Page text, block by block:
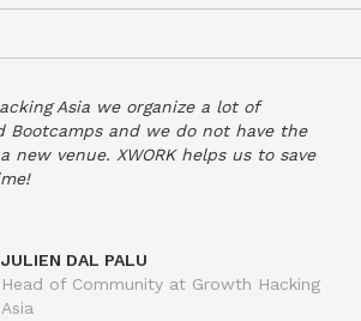
Asia we organize a lot of
Bootcamps and we do not have the
new venue. XWORK helps us to save
JULIEN DAL PALU
Head of Community at Growth Hacking
Asia